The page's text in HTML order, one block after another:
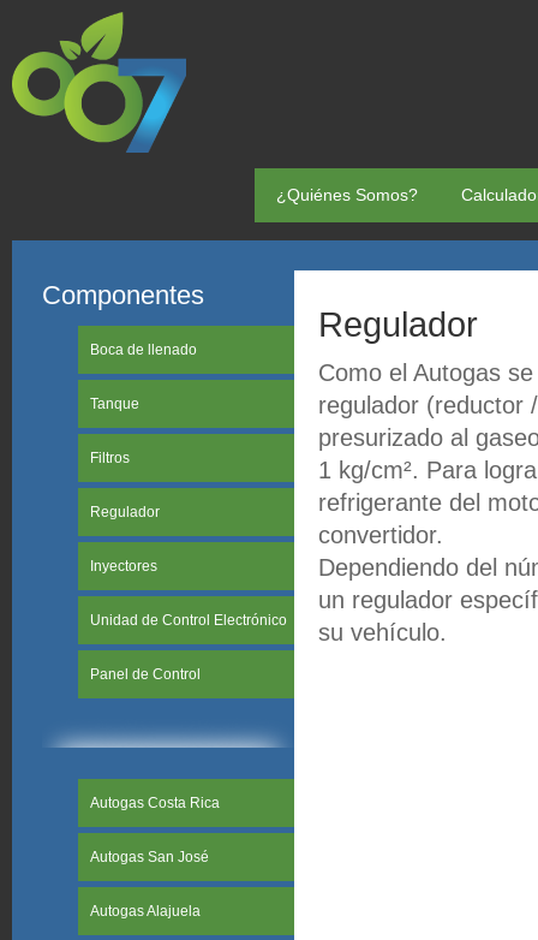
¿Quiénes Somos?
Componentes
Boca de llenado
Tanque
Filtros
Regulador
Inyectores
Unidad de Control Electrónico
Panel de Control
Autogas Costa Rica
Autogas San José
Autogas Alajuela
Regulador
Como el Autogas
regulador (reductor
presurizado al
1 kg/cm². Para
refrigerante del
convertidor.
Dependiendo del
un regulador
su vehículo.